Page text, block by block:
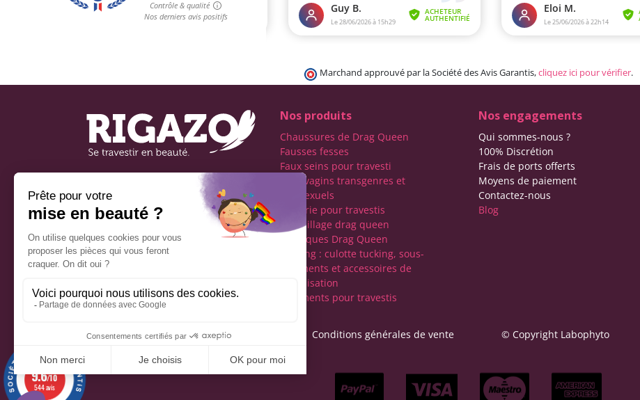
Marchand approuvé par la Société des Avis Garantis,cliquez ici pour vérifier.
française spécialisée dans
le travestissement de
Réseaux sociaux
Nos produits
Chaussures de Drag Queen
Fausses fesses
Faux seins pour travesti
Faux vagins transgenres et
transexuels
Lingerie pour travestis
Maquillage drag queen
Perruques Drag Queen
Tucking : culotte tucking, sous-
vêtements et accessoires de
féminisation
Vêtements pour travestis
Nos engagements
Qui sommes-nous ?
100% Discrétion
Frais de ports offerts
Moyens de paiement
Contactez-nous
Blog
Mentions légales Conditions générales de vente © Copyright Labophyto
9.6/10
544 avis